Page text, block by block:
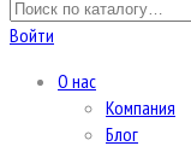
Войти
О нас
Компания
Блог